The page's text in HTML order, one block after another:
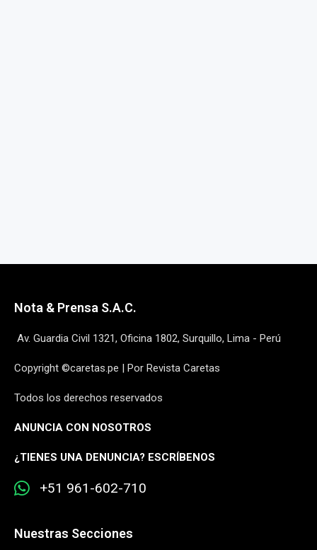
Nota & Prensa S.A.C.
Av. Guardia Civil 1321, Oficina 1802, Surquillo, Lima - Perú
Copyright ©caretas.pe | Por Revista Caretas
Todos los derechos reservados
ANUNCIA CON NOSOTROS
¿TIENES UNA DENUNCIA? ESCRÍBENOS
+51 961-602-710
Nuestras Secciones